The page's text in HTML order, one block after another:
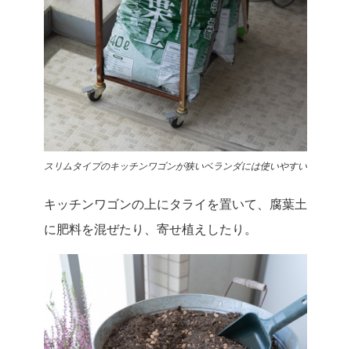
スリムタイプのキッチンワゴンが狭いベランダには使いやすい
キッチンワゴンの上にタライを置いて、腐葉土
に肥料を混ぜたり、寄せ植えしたり。